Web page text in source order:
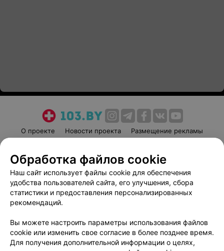
О проекте Новости проекта
Размещение рекламы
Пользовательское соглашение
Способы оплаты
Вакансии
Партнеры
Написать руководителю 103.by
Обработка персональных данных
Обработка файлов cookie
Наш сайт использует файлы cookie для обеспечения
удобства пользователей сайта, его улучшения, сбора
статистики и предоставления персонализированных
рекомендаций.
Вы можете настроить параметры использования файлов
cookie или изменить свое согласие в более позднее время.
Для получения дополнительной информации о целях,